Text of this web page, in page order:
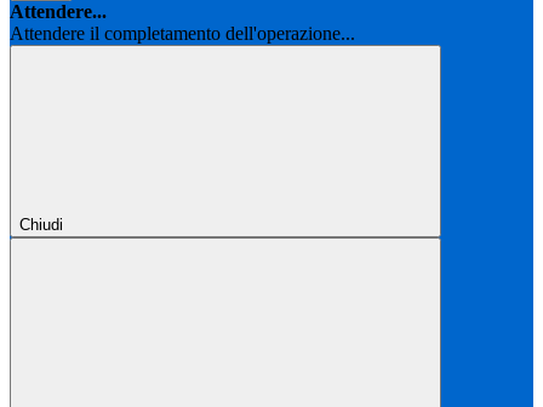
Attendere...
Attendere il completamento dell'operazione...
Chiudi